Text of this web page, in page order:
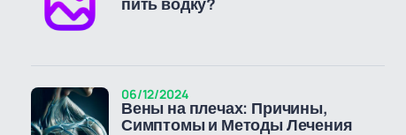
пить водку?
Вены на плечах: Причины,
Симптомы и Методы Лечения
06/12/2024